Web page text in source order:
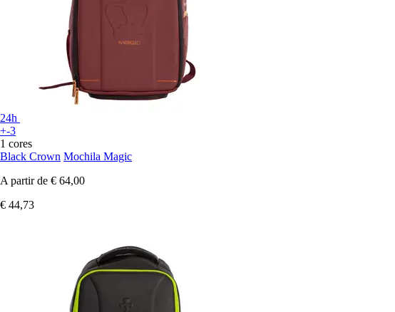
24h
+-3
1 cores
Black Crown Mochila Magic
A partir de € 64,00
€ 44,73